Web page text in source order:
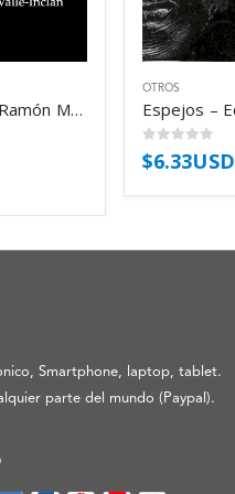
Cara de Plata – Ramón María del Valle-Inclán
OTROS
0out of 5
$6.33USD
Smartphone, laptop, tablet.
parte del mundo (Paypal).